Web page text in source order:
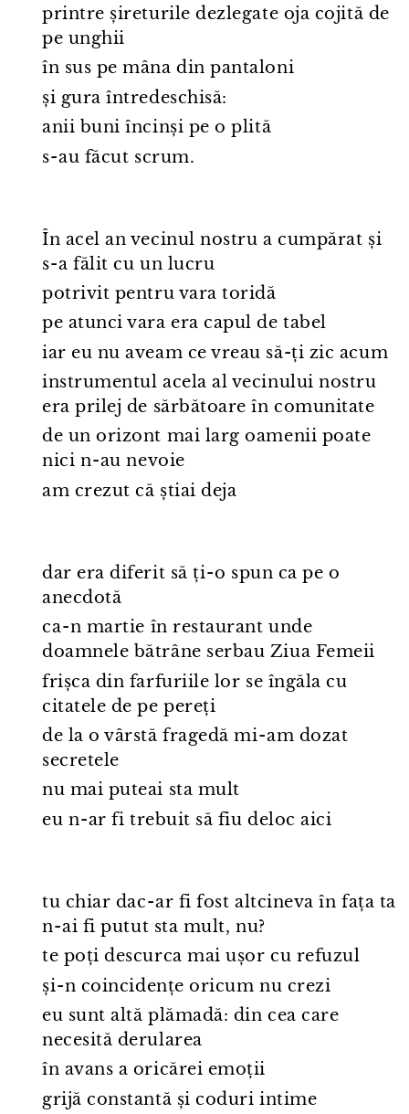
printre șireturile dezlegate oja cojită de
pe unghii
în sus pe mâna din pantaloni
și gura întredeschisă:
anii buni încinși pe o plită
s⁠-⁠au făcut scrum.
În acel an vecinul nostru a cumpărat și
s⁠-⁠a fălit cu un lucru
potrivit pentru vara toridă
pe atunci vara era capul de tabel
iar eu nu aveam ce vreau să-ți zic acum
instrumentul acela al vecinului nostru
era prilej de sărbătoare în comunitate
de un orizont mai larg oamenii poate
nici n⁠-⁠au nevoie
am crezut că știai deja
dar era diferit să ți⁠-⁠o spun ca pe o
anecdotă
ca⁠-⁠n martie în restaurant unde
doamnele bătrâne serbau Ziua Femeii
frișca din farfuriile lor se îngăla cu
citatele de pe pereți
de la o vârstă fragedă mi⁠-⁠am dozat
secretele
nu mai puteai sta mult
eu n⁠-⁠ar fi trebuit să fiu deloc aici
tu chiar dac⁠-⁠ar fi fost altcineva în fața ta
n⁠-⁠ai fi putut sta mult, nu?
te poți descurca mai ușor cu refuzul
și⁠-⁠n coincidențe oricum nu crezi
eu sunt altă plămadă: din cea care
necesită derularea
în avans a oricărei emoții
grijă constantă și coduri intime